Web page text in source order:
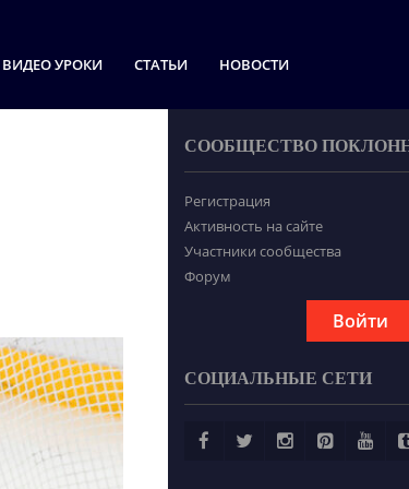
ВИДЕО УРОКИ СТАТЬИ НОВОСТИ
СООБЩЕСТВО
Регистрация
Активность на сайте
Участники сообщества
Форум
Войти
СОЦИАЛЬНЫЕ СЕТИ